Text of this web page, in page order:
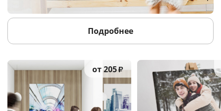
Подробнее
от 205₽